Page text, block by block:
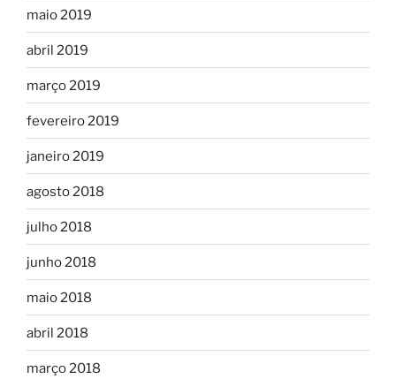
maio 2019
abril 2019
março 2019
fevereiro 2019
janeiro 2019
agosto 2018
julho 2018
junho 2018
maio 2018
abril 2018
março 2018